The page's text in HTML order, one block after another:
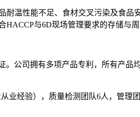
耐温性能不足、食材交叉污染及食品
与6D现场管理要求的存储与周
。公司拥有多项产品专利，所有产品
业经验），质量检测团队6人，管理